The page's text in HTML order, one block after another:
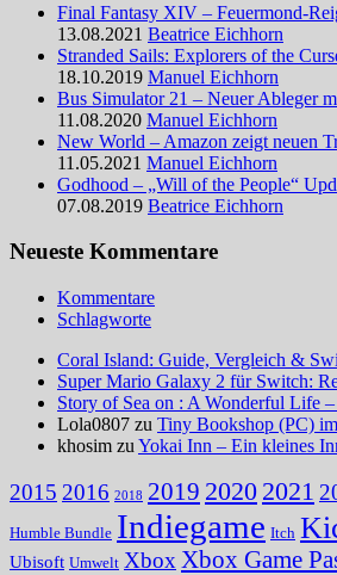
Final Fantasy XIV – Feuermond-
13.08.2021 Beatrice Eichhorn
Stranded Sails: Explorers of the
18.10.2019 Manuel Eichhorn
Bus Simulator 21 – Neuer Ableger
11.08.2020 Manuel Eichhorn
New World – Amazon zeigt neuen
11.05.2021 Manuel Eichhorn
Godhood – „Will of the People“
07.08.2019 Beatrice Eichhorn
Neueste Kommentare
Kommentare
Schlagworte
Coral Island: Guide, Vergleich &
Super Mario Galaxy 2 für Switch:
Story of Sea on : A Wonderful Life
Lola0807 zu Tiny Bookshop (PC)
khosim zu Yokai Inn – Ein kleines
2015 2016 2018 2019 2020 2021
Humble Bundle Indiegame Itch
Ubisoft Umwelt Xbox Xbox Game